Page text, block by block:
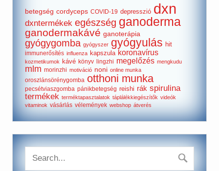
betegség cordyceps COVID-19 depresszió dxn
dxntermékek egészség ganoderma
ganodermakávé ganoterápia
gyógygomba gyógyszer gyógyulás hit
immunerősítés influenza kapszula koronavírus
kozmetikumok kávé könyv lingzhi megelőzés mengkudu
mlm morinzhi motiváció noni online munka
oroszlánsörénygomba otthoni munka
pecsétviaszgomba pánikbetegség reishi rák spirulina
termékek terméktapasztalatok táplálékkiegészítők videók
vitaminok vásárlás vélemények webshop átverés